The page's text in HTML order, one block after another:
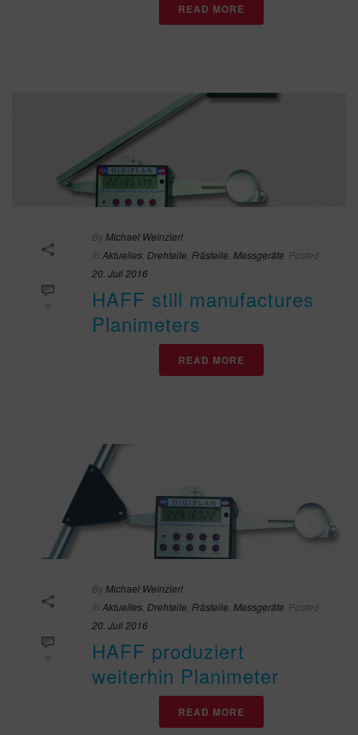
READ MORE
0
ByMichael Weinzierl
In Aktuelles Drehteile Frästeile Messgeräte Posted
20. Juli 2016
HAFF still manufactures
Planimeters
READ MORE
0
ByMichael Weinzierl
In Aktuelles Drehteile Frästeile Messgeräte Posted
20. Juli 2016
HAFF produziert
weiterhin Planimeter
READ MORE